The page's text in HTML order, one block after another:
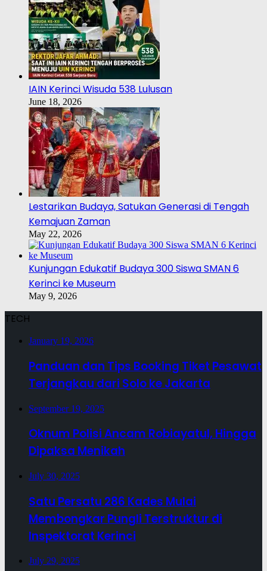
IAIN Kerinci Wisuda 538 Lulusan
June 18, 2026
Lestarikan Budaya, Satukan Generasi di Tengah
Kemajuan Zaman
May 22, 2026
Kunjungan Edukatif Budaya 300 Siswa SMAN 6
Kerinci ke Museum
May 9, 2026
TECH
January 19, 2026
Panduan dan Tips Booking Tiket Pesawat
Terjangkau dari Solo ke Jakarta
September 19, 2025
Oknum Polisi Ancam Robiayatul, Hingga
Dipaksa Menikah
July 30, 2025
Satu Persatu 286 Kades Mulai
Membongkar Pungli Terstruktur di
Inspektorat Kerinci
July 29, 2025